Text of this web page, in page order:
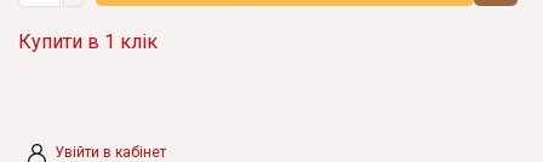
Купити в 1 клік
Увійти в кабінет